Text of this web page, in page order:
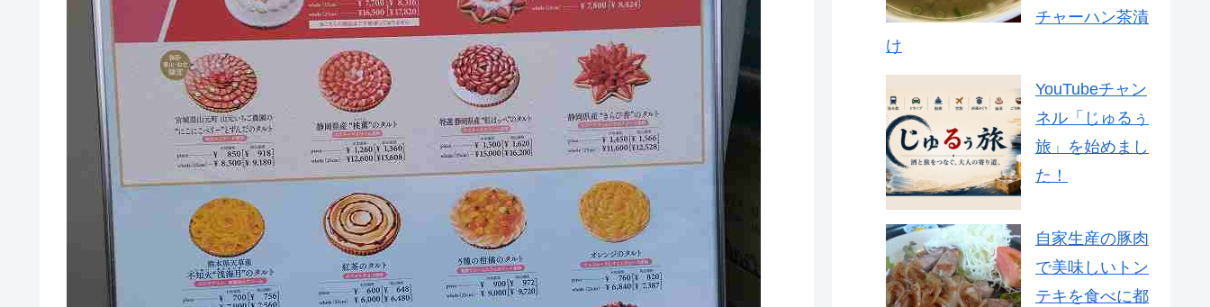
チャーハン茶漬
け
YouTubeチャン
ネル「じゅるぅ
旅」を始めまし
た！
自家生産の豚肉
で美味しいトン
テキを食べに都